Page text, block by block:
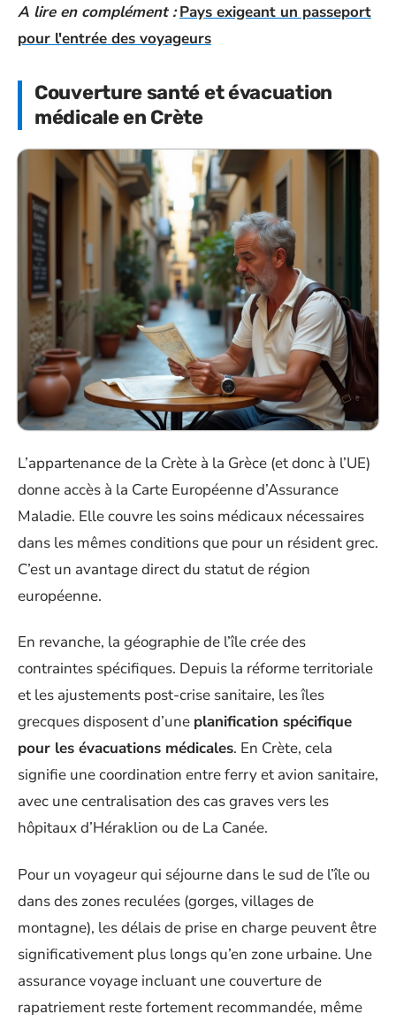
A lire en complément : Pays exigeant un passeport
pour l'entrée des voyageurs
Couverture santé et évacuation
médicale en Crète
L’appartenance de la Crète à la Grèce (et donc à l’UE)
donne accès à la Carte Européenne d’Assurance
Maladie. Elle couvre les soins médicaux nécessaires
dans les mêmes conditions que pour un résident grec.
C’est un avantage direct du statut de région
européenne.
En revanche, la géographie de l’île crée des
contraintes spécifiques. Depuis la réforme territoriale
et les ajustements post-crise sanitaire, les îles
grecques disposent d’une planification spécifique
pour les évacuations médicales. En Crète, cela
signifie une coordination entre ferry et avion sanitaire,
avec une centralisation des cas graves vers les
hôpitaux d’Héraklion ou de La Canée.
Pour un voyageur qui séjourne dans le sud de l’île ou
dans des zones reculées (gorges, villages de
montagne), les délais de prise en charge peuvent être
significativement plus longs qu’en zone urbaine. Une
assurance voyage incluant une couverture de
rapatriement reste fortement recommandée, même